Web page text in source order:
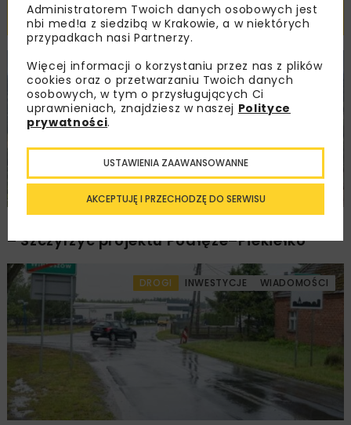
Powiązane artykuły
KOLEJ WIADOMOŚCI INWESTYCJE
– Szczyrzyc projektu Podłęże–Piekiełko
DROGI INWESTYCJE WIADOMOŚCI
Administratorem Twoich danych osobowych jest
nbi med!a z siedzibą w Krakowie, a w niektórych
przypadkach nasi Partnerzy.
Więcej informacji o korzystaniu przez nas z plików
cookies oraz o przetwarzaniu Twoich danych
osobowych, w tym o przysługujących Ci
uprawnieniach, znajdziesz w naszej Polityce
prywatności.
AKCEPTUJĘ I PRZECHODZĘ DO SERWISU
USTAWIENIA ZAAWANSOWANNE